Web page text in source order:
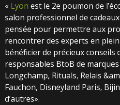
« Lyon est le 2e poumon de
salon professionnel de
pensée pour permettre aux
rencontrer des experts en
bénéficier de précieux conseils
responsables BtoB de
Longchamp, Rituals, Relais
Fauchon, Disneyland Paris,
d’autres».